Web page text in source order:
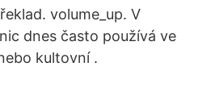
volume_up. V
dnes často používá ve
kultovní .